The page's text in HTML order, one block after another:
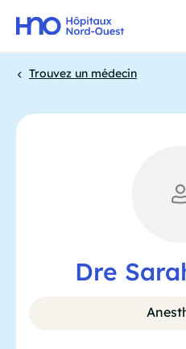
principal
d'Ariane
Trouvez un médecin
Dre